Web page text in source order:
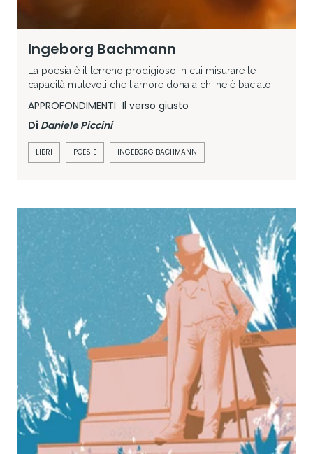
Ingeborg Bachmann
La poesia è il terreno prodigioso in cui misurare le
capacità mutevoli che l'amore dona a chi ne è baciato
APPROFONDIMENTI Il verso giusto
Di Daniele Piccini
LIBRI POESIE INGEBORG BACHMANN